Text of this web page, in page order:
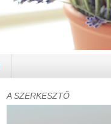
A SZERKESZTŐ